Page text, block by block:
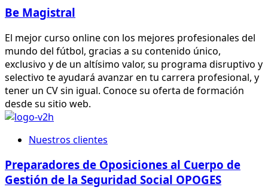
Be Magistral
El mejor curso online con los mejores profesionales del
mundo del fútbol, gracias a su contenido único,
exclusivo y de un altísimo valor, su programa disruptivo y
selectivo te ayudará avanzar en tu carrera profesional, y
tener un CV sin igual. Conoce su oferta de formación
desde su sitio web.
Nuestros clientes
Preparadores de Oposiciones al Cuerpo de
Gestión de la Seguridad Social OPOGES